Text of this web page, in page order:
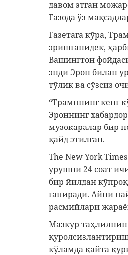
давом этган
Ғазода ўз
Газетага кўра,
эришганидек,
Вашингтон
энди Эрон билан
тўлиқ ва сўзсиз
“Трампнинг кенг
Эроннинг
музокаралар бир
қайд этилган.
The New York
урушни 24 соат
бир йилдан
гапиради. Айни
расмийлари
Мазкур
кўламда қайта